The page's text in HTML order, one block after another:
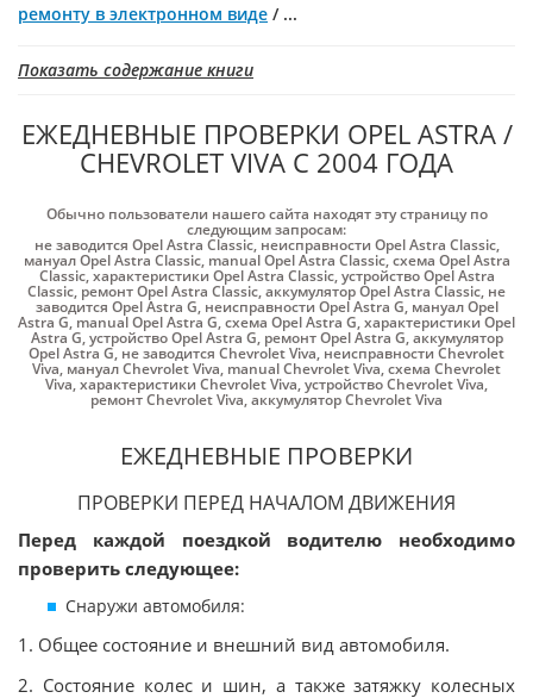
ремонту в электронном виде / ...
Показать содержание книги
ЕЖЕДНЕВНЫЕ ПРОВЕРКИ OPEL ASTRA /
CHEVROLET VIVA С 2004 ГОДА
Обычно пользователи нашего сайта находят эту страницу по
следующим запросам:
не заводится Opel Astra Classic, неисправности Opel Astra Classic,
мануал Opel Astra Classic, manual Opel Astra Classic,схема Opel Astra
Classic,характеристики Opel Astra Classic,устройство Opel Astra
Classic, ремонт Opel Astra Classic,аккумулятор Opel Astra Classic, не
заводится Opel Astra G, неисправности Opel Astra G, мануал Opel
Astra G, manual Opel Astra G,схема Opel Astra G,характеристики Opel
Astra G,устройство Opel Astra G, ремонт Opel Astra G,аккумулятор
Opel Astra G, не заводится Chevrolet Viva, неисправности Chevrolet
Viva, мануал Chevrolet Viva, manual Chevrolet Viva,схема Chevrolet
Viva,характеристики Chevrolet Viva,устройство Chevrolet Viva,
ремонт Chevrolet Viva,аккумулятор Chevrolet Viva
ЕЖЕДНЕВНЫЕ ПРОВЕРКИ
ПРОВЕРКИ ПЕРЕД НАЧАЛОМ ДВИЖЕНИЯ
Перед каждой поездкой водителю необходимо
проверить следующее:
Снаружи автомобиля:
1. Общее состояние и внешний вид автомобиля.
2. Состояние колес и шин, а также затяжку колесных